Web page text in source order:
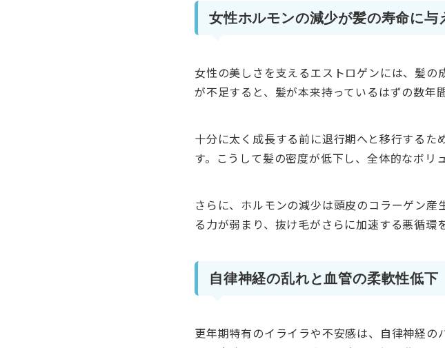
女性ホルモンの減少が髪の寿命に与
女性の美しさを支えるエストロゲンには、髪
が不足すると、髪が本来持っているはずの数年
十分に太く成長する前に退行期へと移行する
す。こうして髪の密度が低下し、全体的なボリ
さらに、ホルモンの減少は頭皮のコラーゲン
る力が弱まり、抜け毛がさらに加速する悪循環
自律神経の乱れと血管の柔軟性低下
更年期特有のイライラや不安感は、自律神経